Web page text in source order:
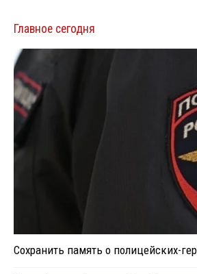
Главное сегодня
Сохранить память о полицейских-